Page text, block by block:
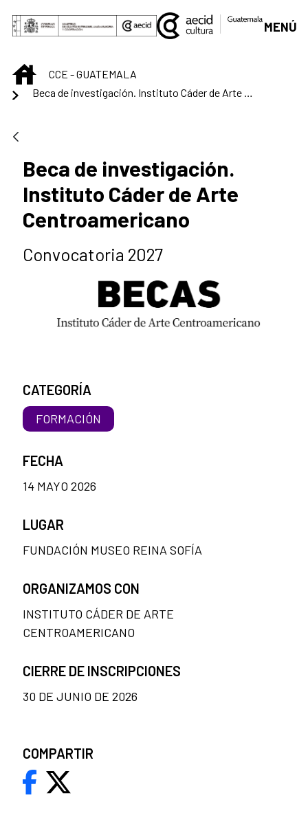
Saltar al contenido principal
MENÚ
INICIOCCE - GUATEMALA
Beca de investigación.
Instituto Cáder de Arte
Centroamericano
Convocatoria 2027
CATEGORÍA
FORMACIÓN
FECHA
14 MAYO 2026
LUGAR
FUNDACIÓN MUSEO REINA SOFÍA
ORGANIZAMOS CON
INSTITUTO CÁDER DE ARTE
CENTROAMERICANO
CIERRE DE INSCRIPCIONES
30 DE JUNIO DE 2026
COMPARTIR